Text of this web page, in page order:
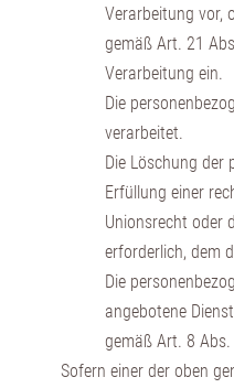
Verarbeitung vor,
gemäß Art. 21
Verarbeitung ein.
Die
verarbeitet.
Die Löschung der
Erfüllung einer
Unionsrecht oder
erforderlich, dem
Die
angebotene
gemäß Art. 8 Abs.
Sofern einer der oben